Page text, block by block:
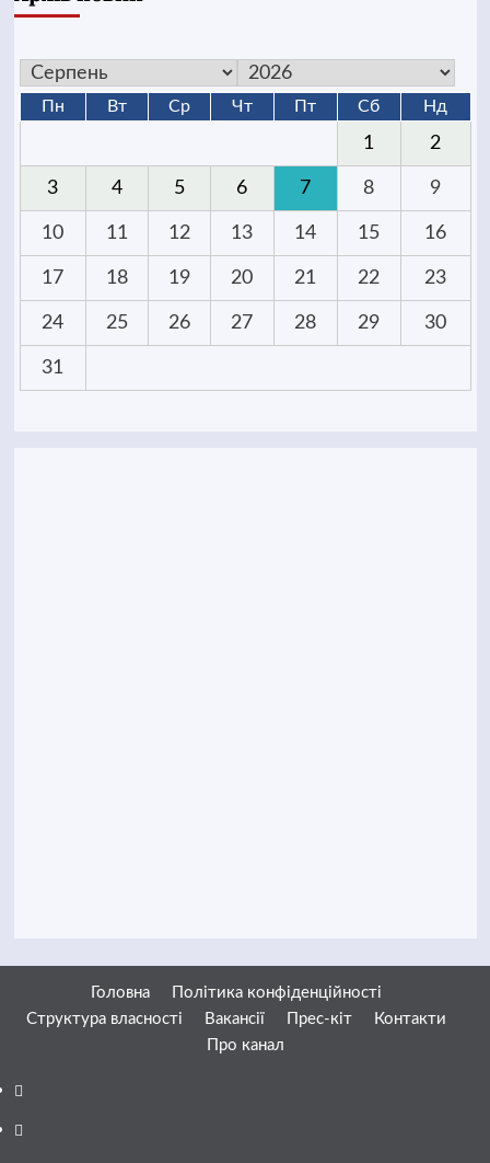
Пн Вт Ср Чт Пт Сб Нд
1 2
3 4 5 6 7 8 9
10 11 12 13 14 15 16
17 18 19 20 21 22 23
24 25 26 27 28 29 30
31
Головна
Політика конфіденційності
Структура власності
Вакансії Прес-кіт
Контакти
Про канал
Facebook
YouTube